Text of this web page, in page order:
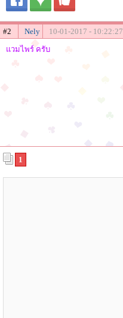
#2 Nely
10-01-2017 - 10:22:27
แวมไพร์ ครับ
1